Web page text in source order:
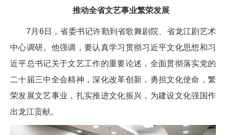
推动全省文艺事业繁荣发展
7月6日，省委书记许勤到省歌舞剧院、省龙江剧艺术
中心调研。他强调，要认真学习贯彻习近平文化思想和习
近平总书记关于文艺工作的重要论述，全面贯彻落实党的
二十届三中全会精神，深化改革创新，勇担文化使命，繁
荣发展文艺事业，扎实推进文化振兴，为建设文化强国作
出龙江贡献。